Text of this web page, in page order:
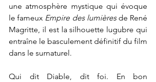
une atmosphère mystique qui évoque
le fameux Empire des lumières de René
Magritte, il est la silhouette lugubre qui
entraîne le basculement définitif du film
dans le surnaturel.
Qui dit Diable, dit foi. En bon